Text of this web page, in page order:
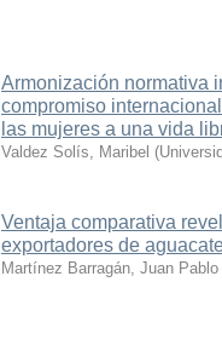
Armonización normativa
compromiso
las mujeres a una vida
Valdez Solís, Maribel (
Ventaja comparativa
exportadores de
Martínez Barragán, Juan Pablo